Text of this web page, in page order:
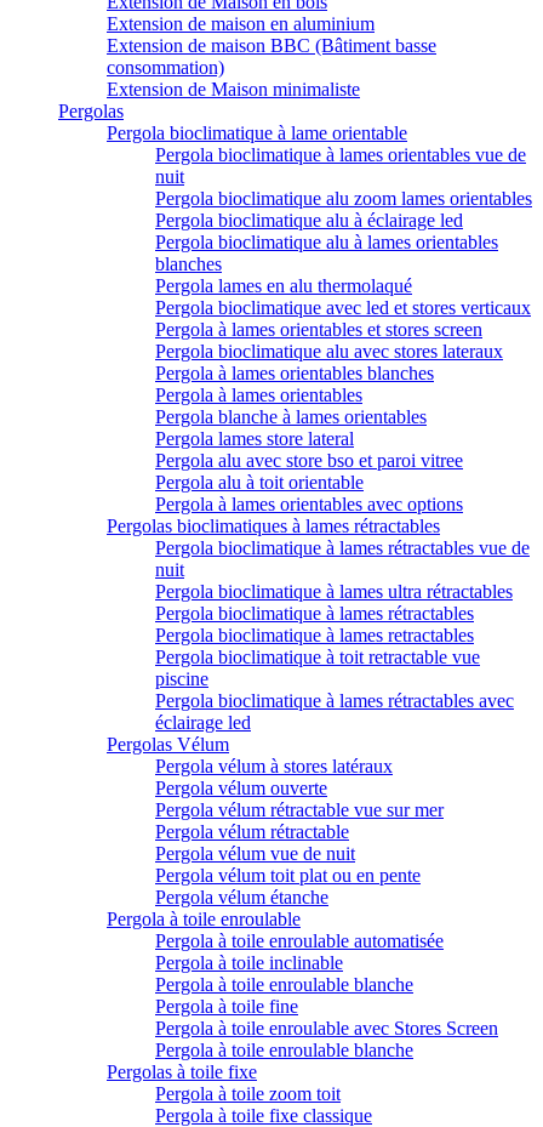
Extension de maison en aluminium
Extension de maison BBC (Bâtiment basse
consommation)
Extension de Maison minimaliste
Pergolas
Pergola bioclimatique à lame orientable
Pergola bioclimatique à lames orientables vue de
nuit
Pergola bioclimatique alu zoom lames orientables
Pergola bioclimatique alu à éclairage led
Pergola bioclimatique alu à lames orientables
blanches
Pergola lames en alu thermolaqué
Pergola bioclimatique avec led et stores verticaux
Pergola à lames orientables et stores screen
Pergola bioclimatique alu avec stores lateraux
Pergola à lames orientables blanches
Pergola à lames orientables
Pergola blanche à lames orientables
Pergola lames store lateral
Pergola alu avec store bso et paroi vitree
Pergola alu à toit orientable
Pergola à lames orientables avec options
Pergolas bioclimatiques à lames rétractables
Pergola bioclimatique à lames rétractables vue de
nuit
Pergola bioclimatique à lames ultra rétractables
Pergola bioclimatique à lames rétractables
Pergola bioclimatique à lames retractables
Pergola bioclimatique à toit retractable vue
piscine
Pergola bioclimatique à lames rétractables avec
éclairage led
Pergolas Vélum
Pergola vélum à stores latéraux
Pergola vélum ouverte
Pergola vélum rétractable vue sur mer
Pergola vélum rétractable
Pergola vélum vue de nuit
Pergola vélum toit plat ou en pente
Pergola vélum étanche
Pergola à toile enroulable
Pergola à toile enroulable automatisée
Pergola à toile inclinable
Pergola à toile enroulable blanche
Pergola à toile fine
Pergola à toile enroulable avec Stores Screen
Pergola à toile enroulable blanche
Pergolas à toile fixe
Pergola à toile zoom toit
Pergola à toile fixe classique